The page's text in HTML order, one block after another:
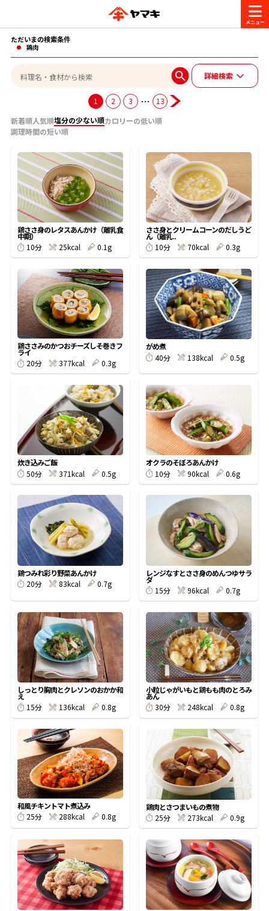
商品情報
ヤマキ『めんつゆ』 ヤマキ 割烹白だし
旨さ、別格。だし屋の鍋
サッと鍋® 楽チン鍋®
楽チン屋® ストレートつゆ
新鮮一番 『氷熟®』
『踊り節』
鰹節屋の
だしパック
レシピ
おいしいレシピを探す
おいしいレシピトップ
主食レシピ
主菜レシピ
汁物レシピ
時短レシピ
おいしいレシピを商品から探す
かつお節レシピ
めんつゆレシピ
割烹白だしレシピ
レシピ特設サイト
割烹白だしレシピ特集
かつおだしが決め手！簡単茶碗蒸し
かつお節・だしを楽しむ
かつお節・だしを知る
だしの取り方
かつお節の削り方
かつお節・だしをもっと知る
ヤマキ かつお節プラス®
かつお節・だしを楽しむ
だしコミュ
CM・キャンペーン
キャンペーン一覧
企業・採用情報
企業情報
- ヤマキ かつお節プラス®
採用情報
- ジョブリターン制
お問い合わせ
ヤマキお客様相談室
オンラインショップ
コミュニティサイト
Global
ただいまの検索条件
鶏肉
詳細検索
1 2 3 …
13
新着順人気順塩分の少ない順カロリーの低い順
調理時間の短い順
鶏ささ身のレタスあんかけ（離乳食
中期）
10分
25kcal 0.1g
ささ身とクリームコーンのだしうど
ん（離乳..
10分
70kcal 0.3g
鶏ささみのかつおチーズしそ巻きフ
ライ
20分
377kcal 0.3g
がめ煮
40分
138kcal 0.5g
炊き込みご飯
50分
371kcal 0.5g
オクラのそぼろあんかけ
10分
90kcal 0.6g
鶏つみれ彩り野菜あんかけ
20分
83kcal 0.7g
レンジなすとささ身のめんつゆサラ
ダ
15分
96kcal 0.7g
しっとり胸肉とクレソンのおかか和
え
15分
136kcal 0.8g
小粒じゃがいもと鶏もも肉のとろみ
あん
30分
248kcal 0.8g
和風チキントマト煮込み
25分
288kcal 0.8g
鶏肉とさつまいもの煮物
25分
273kcal 0.9g